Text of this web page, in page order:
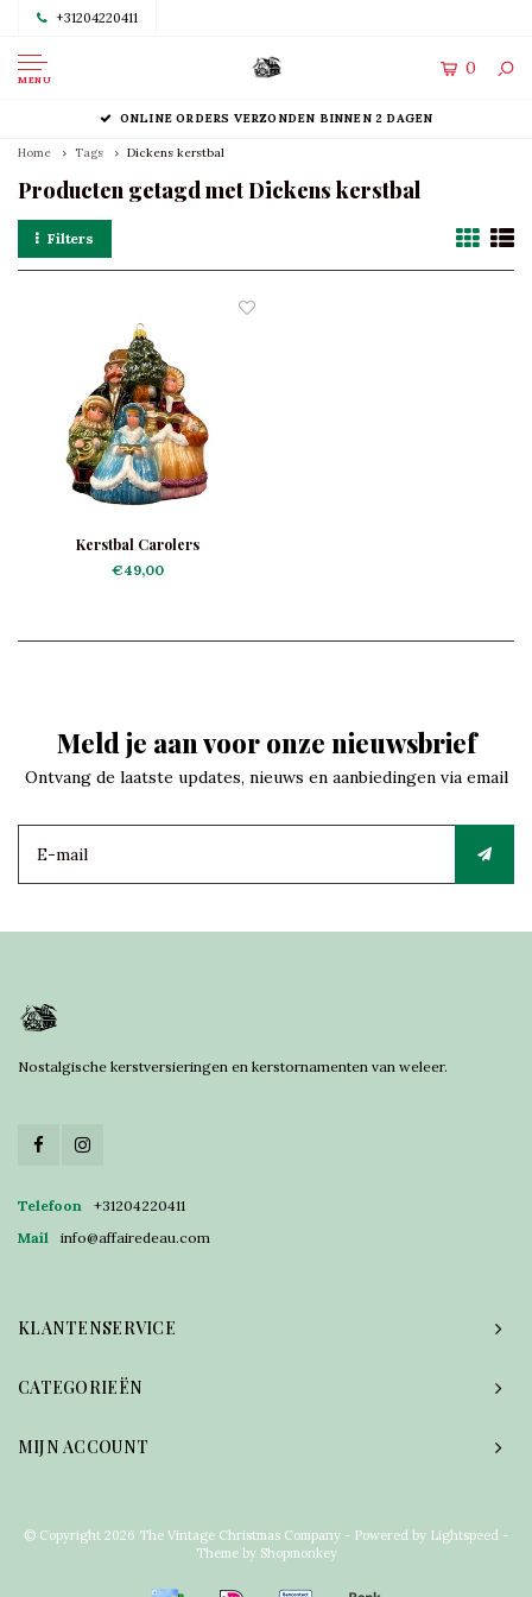
+31204220411
MENU
0
ONLINE ORDERS VERZONDEN BINNEN 2 DAGEN
Home Tags Dickens kerstbal
Producten getagd met Dickens kerstbal
Filters
Kerstbal Carolers
€49,00
Meld je aan voor onze nieuwsbrief
Ontvang de laatste updates, nieuws en aanbiedingen via email
Nostalgische kerstversieringen en kerstornamenten van weleer.
Telefoon
+31204220411
Mail
info@affairedeau.com
KLANTENSERVICE
CATEGORIEËN
MIJN ACCOUNT
© Copyright 2026 The Vintage Christmas Company - Powered by Lightspeed -
Theme by Shopmonkey